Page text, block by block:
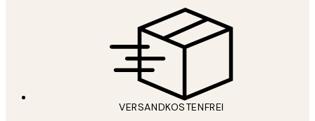
VERSANDKOSTENFREI